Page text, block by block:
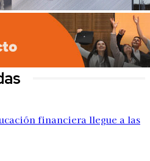
financiera llegue a las